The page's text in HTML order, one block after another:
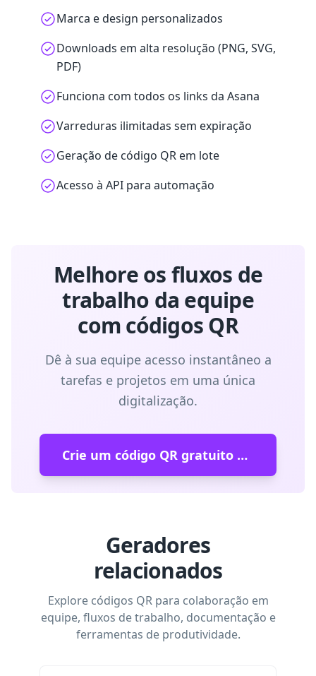
Marca e design personalizados
Downloads em alta resolução (PNG, SVG,
PDF)
Funciona com todos os links da Asana
Varreduras ilimitadas sem expiração
Geração de código QR em lote
Acesso à API para automação
Melhore os fluxos de
trabalho da equipe
com códigos QR
Dê à sua equipe acesso instantâneo a
tarefas e projetos em uma única
digitalização.
Crie um código QR gratuito da Asana
Geradores
relacionados
Explore códigos QR para colaboração em
equipe, fluxos de trabalho, documentação e
ferramentas de produtividade.